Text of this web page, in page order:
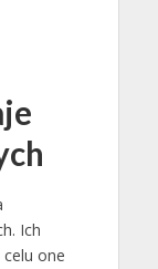
Ich
one